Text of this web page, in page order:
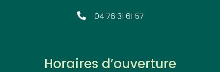
04 76 31 61 57
Horaires d’ouverture